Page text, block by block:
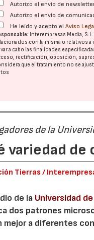
Autorizo el envío de
Autorizo el envío de
He leído y acepto elAviso
Interempresas Media,
con la misma o relativos
a cabo las finalidades
rectificación, oposición,
que el tratamiento no se
de la
variedad
Tierras /
de la Universidad
dos patrones
mejor a diferentes